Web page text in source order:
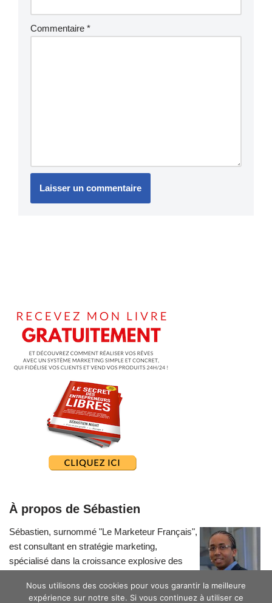
Commentaire *
À propos de Sébastien
Sébastien, surnommé "Le Marketeur Français",
est consultant en stratégie marketing,
spécialisé dans la croissance explosive des
Nous utilisons des cookies pour vous garantir la meilleure
expérience sur notre site. Si vous continuez à utiliser ce